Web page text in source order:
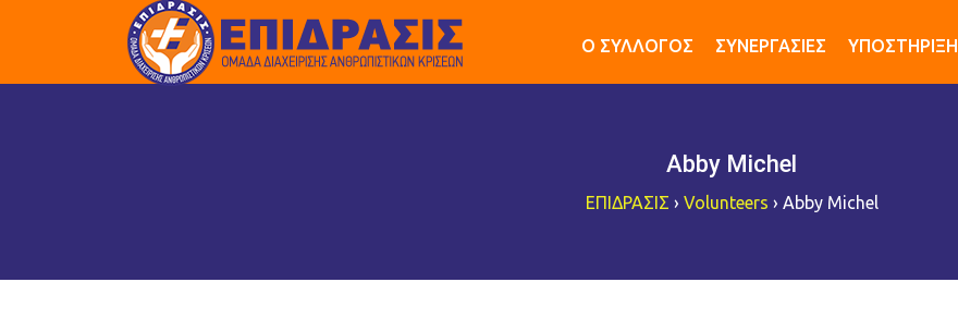
O ΣΥΛΛΟΓΟΣ ΣΥΝΕΡΓΑΣΙΕΣ ΥΠΟΣΤΗΡΙΞΗ
Abby Michel
ΕΠΙΔΡΑΣΙΣ › Volunteers › Abby Michel